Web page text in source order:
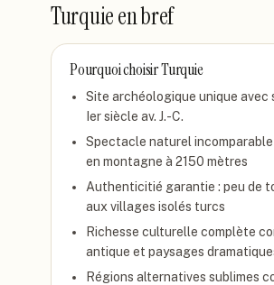
Turquieen bref
Pourquoi choisirTurquie
Site archéologique unique avec
Ier siècle av. J.-C.
Spectacle naturel
en montagne à 2150 mètres
Authenticitié garantie : peu de
aux villages isolés turcs
Richesse culturelle complète
antique et paysages
Régions alternatives sublimes